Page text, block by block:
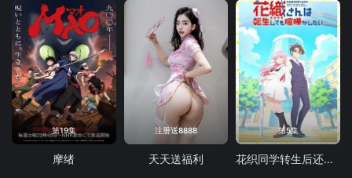
第19集
摩绪
注册送8888
天天送福利
第5集
花织同学转生后还是想干架